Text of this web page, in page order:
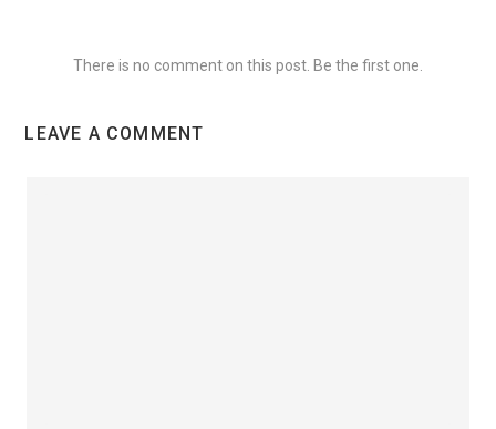
There is no comment on this post. Be the first one.
LEAVE A COMMENT